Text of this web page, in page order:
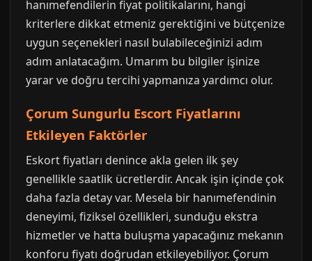
hanımefendilerin fiyat politikalarını, hangi
kriterlere dikkat etmeniz gerektiğini ve bütçenize
uygun seçenekleri nasıl bulabileceğinizi adım
adım anlatacağım. Umarım bu bilgiler işinize
yarar ve doğru tercihi yapmanıza yardımcı olur.
Çorum Sungurlu Escort Fiyatlarını
Etkileyen Faktörler
Eskort fiyatları denince akla gelen ilk şey
genellikle saatlik ücretlerdir. Ancak işin içinde çok
daha fazla detay var. Mesela bir hanımefendinin
deneyimi, fiziksel özellikleri, sunduğu ekstra
hizmetler ve hatta buluşma yapacağınız mekanın
konforu fiyatı doğrudan etkileyebiliyor. Çorum